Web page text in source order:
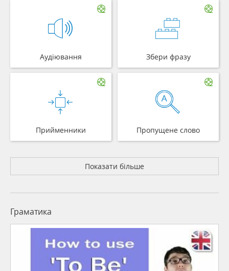
Аудіювання Збери фразу
Прийменники Пропущене слово
Показати більше
Граматика